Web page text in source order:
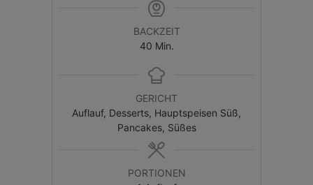
BACKZEIT
40 Min.
GERICHT
Auflauf, Desserts, Hauptspeisen Süß,
Pancakes, Süßes
PORTIONEN